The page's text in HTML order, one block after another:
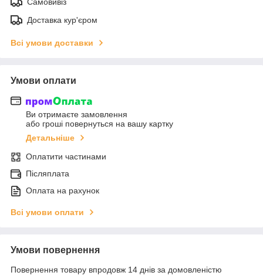
Доставка кур'єром
Всі умови доставки
Умови оплати
Ви отримаєте замовлення
або гроші повернуться на вашу картку
Детальніше
Оплатити частинами
Післяплата
Оплата на рахунок
Всі умови оплати
Умови повернення
Повернення товару впродовж 14 днів за домовленістю